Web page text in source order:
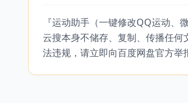
『运动助手（一键修改QQ运动、
云搜本身不储存、复制、传播任
法违规，请立即向百度网盘官方举